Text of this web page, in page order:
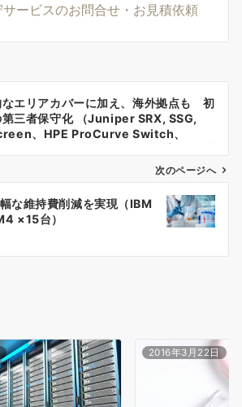
サービスのお問合せ・お見積依頼
なエリアカバーに加え、海外拠点も 初
第三者保守化 （Juniper SRX, SSG,
、HPE ProCurve Switch、
次のページへ
な維持費削減を実現（IBM
×15台）
2016年3月22日